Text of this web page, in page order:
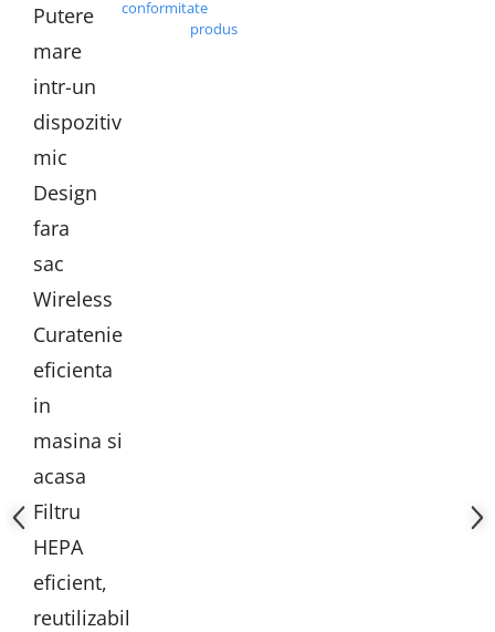
Putere
mare
intr-un
dispozitiv
mic
Design
fara
sac
Wireless
Curatenie
eficienta
in
masina si
acasa
Filtru
HEPA
eficient,
reutilizabil
conformitate
produs